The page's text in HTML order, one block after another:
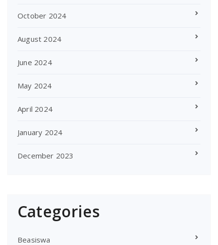
October 2024
August 2024
June 2024
May 2024
April 2024
January 2024
December 2023
Categories
Beasiswa